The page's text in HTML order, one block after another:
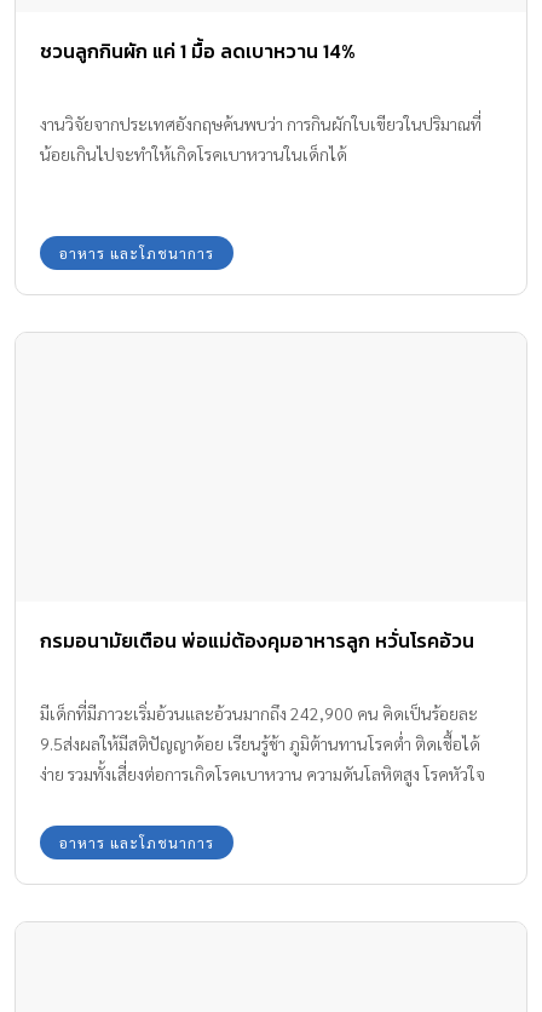
ชวนลูกกินผัก แค่ 1 มื้อ ลดเบาหวาน 14%
งานวิจัยจากประเทศอังกฤษค้นพบว่า การกินผักใบเขียวในปริมาณที่
น้อยเกินไปจะทำให้เกิดโรคเบาหวานในเด็กได้
อาหาร และโภชนาการ
กรมอนามัยเตือน พ่อแม่ต้องคุมอาหารลูก หวั่นโรคอ้วน
มีเด็กที่มีภาวะเริ่มอ้วนและอ้วนมากถึง 242,900 คน คิดเป็นร้อยละ
9.5ส่งผลให้มีสติปัญญาด้อย เรียนรู้ช้า ภูมิต้านทานโรคต่ำ ติดเชื้อได้
ง่าย รวมทั้งเสี่ยงต่อการเกิดโรคเบาหวาน ความดันโลหิตสูง โรคหัวใจ
อาหาร และโภชนาการ